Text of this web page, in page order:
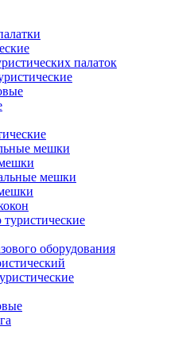
палаток
мешки
мешки
оборудования